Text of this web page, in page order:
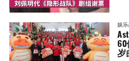
娱乐
岁